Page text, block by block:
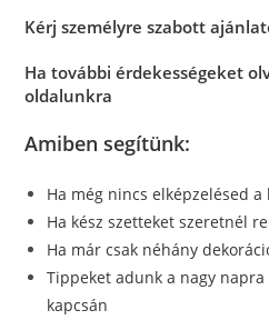
Kérj személyre szabott
Ha további érdekességeket
oldalunkra
Amiben segítünk:
Ha még nincs elképzelésed
Ha kész szetteket szeretnél
Ha már csak néhány
Tippeket adunk a nagy
kapcsán